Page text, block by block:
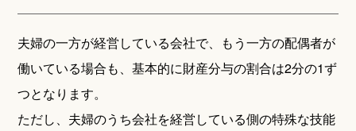
夫婦の一方が経営している会社で、もう一方の配偶者が
働いている場合も、基本的に財産分与の割合は2分の1ず
つとなります。
ただし、夫婦のうち会社を経営している側の特殊な技能